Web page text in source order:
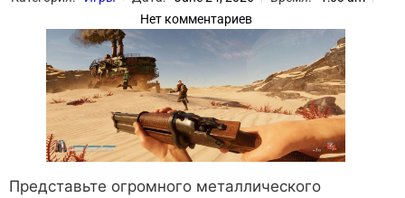
Нет комментариев
Представьте огромного металлического